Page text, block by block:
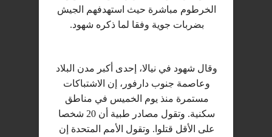
الخرطوم مباشرة حيث استهدفهم الجيش
بضربات جوية وفقا لما ذكره شهود.
وقال شهود في نيالا، إحدى أكبر مدن البلاد
وعاصمة جنوب دارفور، إن الاشتباكات
مستمرة منذ يوم الخميس في مناطق
سكنية. وتقول مصادر طبية أن 20 شخصا
على الأقل قتلوا. وتقول الأمم المتحدة إن